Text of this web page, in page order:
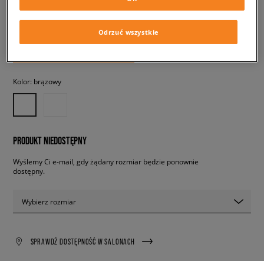
Kolor: brązowy
PRODUKT NIEDOSTĘPNY
Wyślemy Ci e-mail, gdy żądany rozmiar będzie ponownie
dostępny.
Wybierz rozmiar
SPRAWDŹ DOSTĘPNOŚĆ W SALONACH
Odrzuć wszystkie